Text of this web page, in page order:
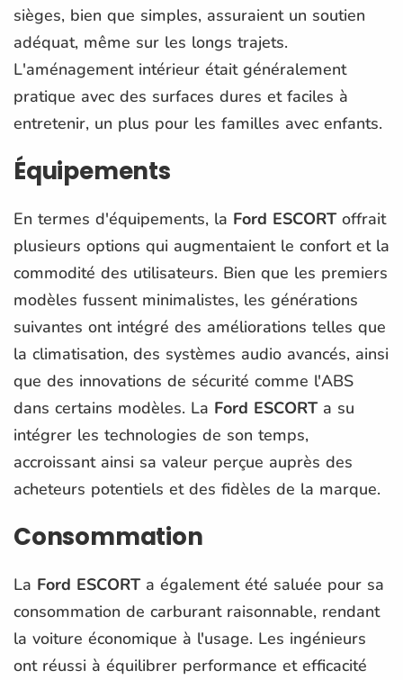
sièges, bien que simples, assuraient un soutien
adéquat, même sur les longs trajets.
L'aménagement intérieur était généralement
pratique avec des surfaces dures et faciles à
entretenir, un plus pour les familles avec enfants.
Équipements
En termes d'équipements, la Ford ESCORToffrait
plusieurs options qui augmentaient le confort et la
commodité des utilisateurs. Bien que les premiers
modèles fussent minimalistes, les générations
suivantes ont intégré des améliorations telles que
la climatisation, des systèmes audio avancés, ainsi
que des innovations de sécurité comme l'ABS
dans certains modèles. La Ford ESCORTa su
intégrer les technologies de son temps,
accroissant ainsi sa valeur perçue auprès des
acheteurs potentiels et des fidèles de la marque.
Consommation
La Ford ESCORTa également été saluée pour sa
consommation de carburant raisonnable, rendant
la voiture économique à l'usage. Les ingénieurs
ont réussi à équilibrer performance et efficacité